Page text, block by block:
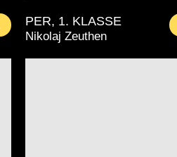
PER, 1. KLASSE
Nikolaj Zeuthen